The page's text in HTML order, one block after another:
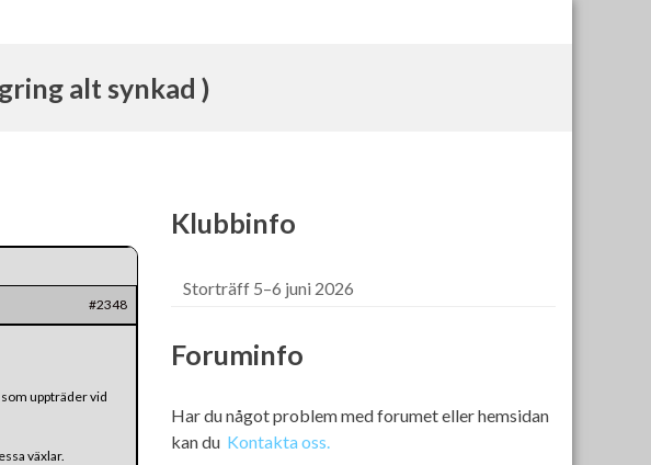
alt synkad )
#2348
uppträder vid
växlar.
Klubbinfo
Storträff 5–6 juni 2026
Foruminfo
Har du något problem med forumet eller hemsidan
kan du Kontakta oss.